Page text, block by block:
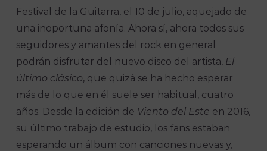
Festival de la Guitarra, el 10 de julio, aquejado de
una inoportuna afonía. Ahora sí, ahora todos sus
seguidores y amantes del rock en general
podrán disfrutar del nuevo disco del artista, El
último clásico, que quizá se ha hecho esperar
más de lo que en él suele ser habitual, cuatro
años. Desde la edición de Viento del Este en 2016,
su último trabajo de estudio, los fans estaban
esperando un álbum con canciones nuevas y,